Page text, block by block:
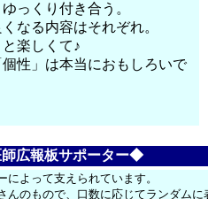
っくり付き合う。
なる内容はそれぞれ。
楽しくて♪
性」は本当におもしろいで
広報板サポーター◆
よって支えられています。
んのもので、口数に応じてランダムに